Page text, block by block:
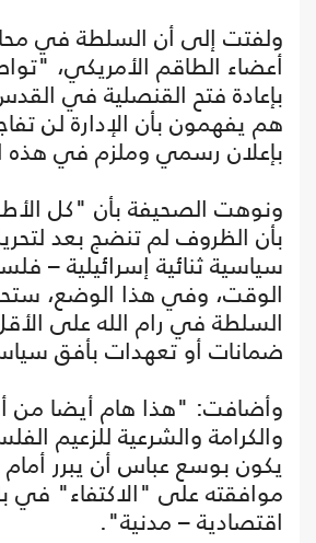
ولفتت إلى أن السلطة في
أعضاء الطاقم الأمريكي،
بإعادة فتح القنصلية في
هم يفهمون بأن الإدارة لن
بإعلان رسمي وملزم في هذه
ونوهت الصحيفة بأن "كل
بأن الظروف لم تنضج بعد
سياسية ثنائية إسرائيلية –
الوقت، وفي هذا الوضع،
السلطة في رام الله على
ضمانات أو تعهدات بأفق
وأضافت: "هذا هام أيضا من
والكرامة والشرعية للزعيم
يكون بوسع عباس أن يبرر أمام
موافقته على "الاكتفاء" في
اقتصادية – مدنية".